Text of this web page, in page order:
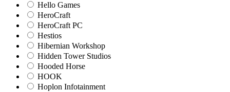
Hello Games
HeroCraft
HeroCraft PC
Hestios
Hibernian Workshop
Hidden Tower Studios
Hooded Horse
HOOK
Hoplon Infotainment